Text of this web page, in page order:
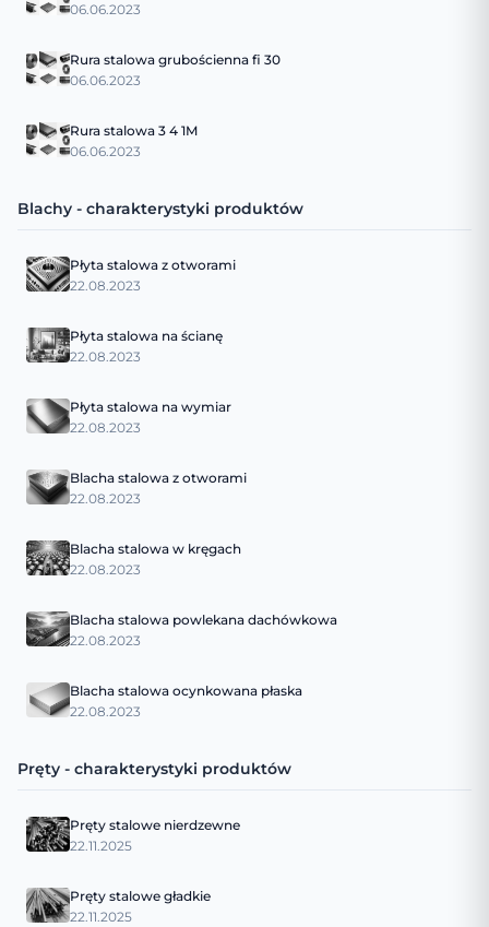
06.06.2023
Rura stalowa grubościenna fi 30
06.06.2023
Rura stalowa 3 4 1M
06.06.2023
Blachy - charakterystyki produktów
Płyta stalowa z otworami
22.08.2023
Płyta stalowa na ścianę
22.08.2023
Płyta stalowa na wymiar
22.08.2023
Blacha stalowa z otworami
22.08.2023
Blacha stalowa w kręgach
22.08.2023
Blacha stalowa powlekana dachówkowa
22.08.2023
Blacha stalowa ocynkowana płaska
22.08.2023
Pręty - charakterystyki produktów
Pręty stalowe nierdzewne
22.11.2025
Pręty stalowe gładkie
22.11.2025